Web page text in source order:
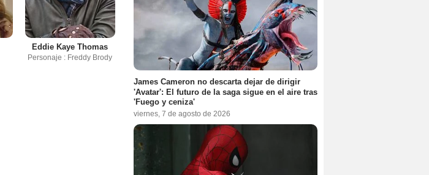
Eddie Kaye Thomas
Personaje : Freddy Brody
James Cameron no descarta dejar de dirigir
'Avatar': El futuro de la saga sigue en el aire tras
'Fuego y ceniza'
viernes, 7 de agosto de 2026